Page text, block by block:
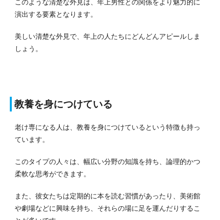
このような清楚な外見は、年上男性との関係をより魅力的に
演出する要素となります。
美しい清楚な外見で、年上の人たちにどんどんアピールしま
しょう。
教養を身につけている
老け専になる人は、教養を身につけているという特徴も持っ
ています。
このタイプの人々は、幅広い分野の知識を持ち、論理的かつ
柔軟な思考ができます。
また、彼女たちは定期的に本を読む習慣があったり、美術館
や劇場などに興味を持ち、それらの場に足を運んだりするこ